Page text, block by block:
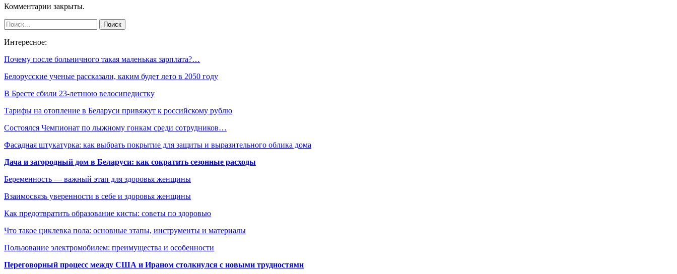
Комментарии закрыты.
Интересное:
Почему после больничного такая маленькая зарплата?…
Белорусские ученые рассказали, каким будет лето в 2050 году
В Бресте сбили 23-летнюю велосипедистку
Тарифы на отопление в Беларуси привяжут к российскому рублю
Состоялся Чемпионат по лыжному гонкам среди сотрудников…
Фасадная штукатурка: как выбрать покрытие для защиты и выразительного облика дома
Дача и загородный дом в Беларуси: как сократить сезонные расходы
Беременность — важный этап для здоровья женщины
Взаимосвязь уверенности в себе и здоровья женщины
Как предотвратить образование кисты: советы по здоровью
Что такое циклевка пола: основные этапы, инструменты и материалы
Пользование электромобилем: преимущества и особенности
Переговорный процесс между США и Ираном столкнулся с новыми трудностями